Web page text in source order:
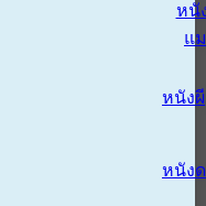
หนั
แ
หนังผี
หนัง